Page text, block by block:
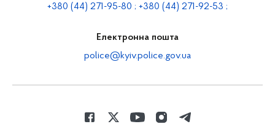
+380 (44) 271-95-80 ; +380 (44) 271-92-53 ;
Електронна пошта
police@kyiv.police.gov.ua